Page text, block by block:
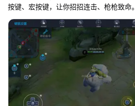
按键、宏按键，让你招招连击、枪枪致命。